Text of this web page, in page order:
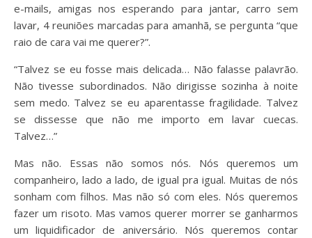
e-mails, amigas nos esperando para jantar, carro sem
lavar, 4 reuniões marcadas para amanhã, se pergunta “que
raio de cara vai me querer?”.
“Talvez se eu fosse mais delicada… Não falasse palavrão.
Não tivesse subordinados. Não dirigisse sozinha à noite
sem medo. Talvez se eu aparentasse fragilidade. Talvez
se dissesse que não me importo em lavar cuecas.
Talvez…”
Mas não. Essas não somos nós. Nós queremos um
companheiro, lado a lado, de igual pra igual. Muitas de nós
sonham com filhos. Mas não só com eles. Nós queremos
fazer um risoto. Mas vamos querer morrer se ganharmos
um liquidificador de aniversário. Nós queremos contar